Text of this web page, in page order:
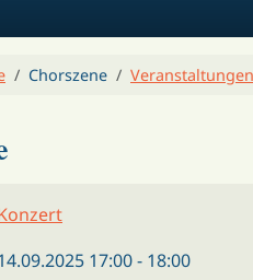
Chorszene
17:00- 18:00